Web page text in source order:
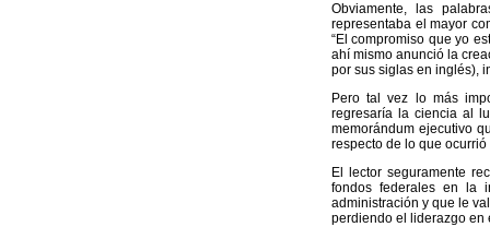
Obviamente, las
representaba el mayor
“El compromiso que yo
ahí mismo anunció la
por sus siglas en inglés),
Pero tal vez lo más
regresaría la ciencia al
memorándum ejecutivo
respecto de lo que
El lector seguramente
fondos federales en la
administración y que le
perdiendo el liderazgo en